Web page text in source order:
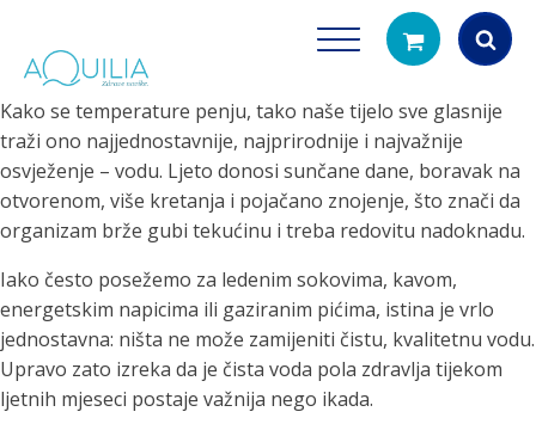
Products
search
Kako se temperature penju, tako naše tijelo sve glasnije
traži ono najjednostavnije, najprirodnije i najvažnije
osvježenje – vodu. Ljeto donosi sunčane dane, boravak na
otvorenom, više kretanja i pojačano znojenje, što znači da
organizam brže gubi tekućinu i treba redovitu nadoknadu.
Iako često posežemo za ledenim sokovima, kavom,
energetskim napicima ili gaziranim pićima, istina je vrlo
jednostavna: ništa ne može zamijeniti čistu, kvalitetnu vodu.
Upravo zato izreka da je čista voda pola zdravlja tijekom
ljetnih mjeseci postaje važnija nego ikada.
Tuš glave
filtriranje vode za tuširanje
Vrčevi za
Potpuno prijenosno